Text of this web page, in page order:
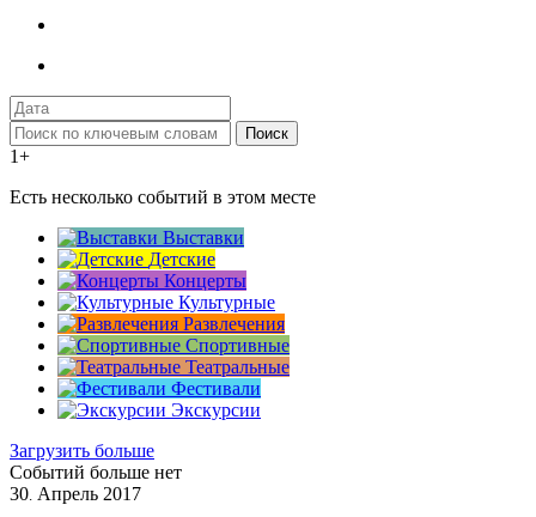
Поиск
1+
Есть несколько событий в этом месте
Выставки
Детские
Концерты
Культурные
Развлечения
Спортивные
Театральные
Фестивали
Экскурсии
Загрузить больше
Событий больше нет
30. Апрель 2017